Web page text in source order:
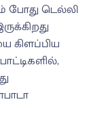
போது டெல்லி
கிளப்பிய